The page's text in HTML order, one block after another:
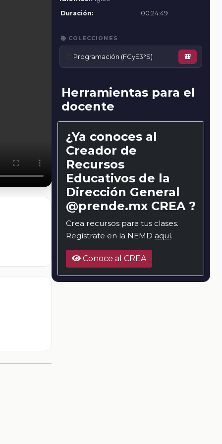
Duración:
00:24:49
📚 COLECCIONES
Programación (FCyE3°S) 🎒
Herramientas para el
docente
¿Ya conoces al
Creador de
Recursos
Educativos de la
Dirección General
@prende.mx CREA ?
Crea recursos para tus clases.
Regístrate en la NEMD aquí.
Conoce al CREA